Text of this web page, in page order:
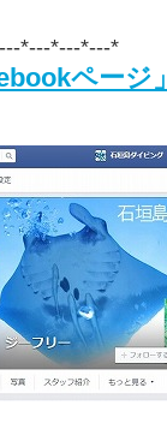
*---*---*---*
ページ